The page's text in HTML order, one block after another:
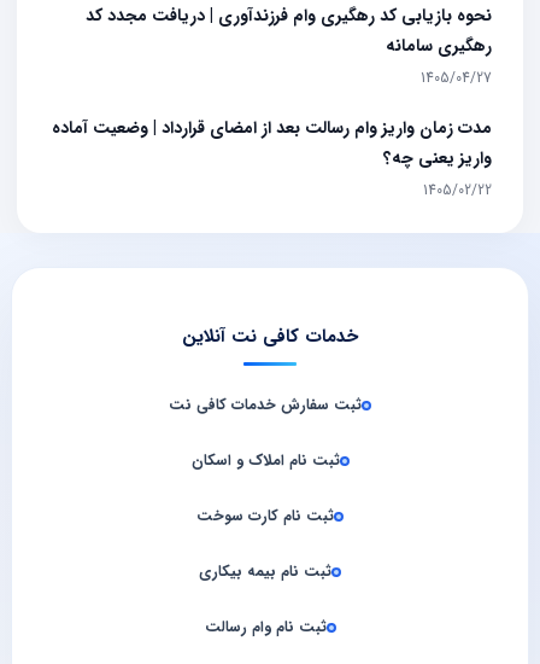
نحوه بازیابی کد رهگیری وام فرزندآوری | دریافت مجدد کد
رهگیری سامانه
1405/04/27
مدت زمان واریز وام رسالت بعد از امضای قرارداد | وضعیت آماده
واریز یعنی چه؟
1405/02/22
خدمات کافی نت آنلاین
ثبت سفارش خدمات کافی‌ نت
ثبت نام املاک و اسکان
ثبت نام کارت سوخت
ثبت نام بیمه بیکاری
ثبت نام وام رسالت